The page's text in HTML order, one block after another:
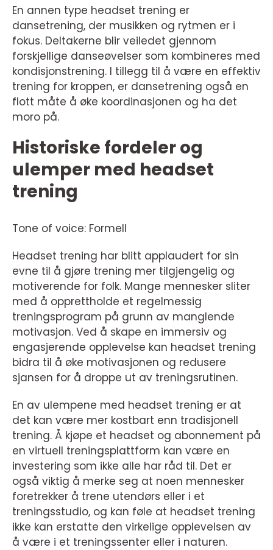
En annen type headset trening er
dansetrening, der musikken og rytmen er i
fokus. Deltakerne blir veiledet gjennom
forskjellige danseøvelser som kombineres med
kondisjonstrening. I tillegg til å være en effektiv
trening for kroppen, er dansetrening også en
flott måte å øke koordinasjonen og ha det
moro på.
Historiske fordeler og
ulemper med headset
trening
Tone of voice: Formell
Headset trening har blitt applaudert for sin
evne til å gjøre trening mer tilgjengelig og
motiverende for folk. Mange mennesker sliter
med å opprettholde et regelmessig
treningsprogram på grunn av manglende
motivasjon. Ved å skape en immersiv og
engasjerende opplevelse kan headset trening
bidra til å øke motivasjonen og redusere
sjansen for å droppe ut av treningsrutinen.
En av ulempene med headset trening er at
det kan være mer kostbart enn tradisjonell
trening. Å kjøpe et headset og abonnement på
en virtuell treningsplattform kan være en
investering som ikke alle har råd til. Det er
også viktig å merke seg at noen mennesker
foretrekker å trene utendørs eller i et
treningsstudio, og kan føle at headset trening
ikke kan erstatte den virkelige opplevelsen av
å være i et treningssenter eller i naturen.